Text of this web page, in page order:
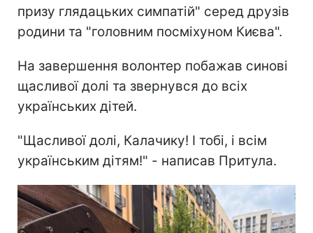
призу глядацьких симпатій" серед друзів
родини та "головним посміхуном Києва".
На завершення волонтер побажав синові
щасливої долі та звернувся до всіх
українських дітей.
"Щасливої долі, Калачику! І тобі, і всім
українським дітям!" - написав Притула.